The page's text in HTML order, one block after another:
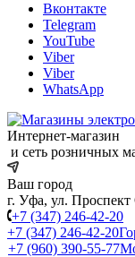
Вконтакте
Telegram
YouTube
Viber
Viber
WhatsApp
Интернет-магазин
и сеть розничных
Ваш город
г. Уфа, ул. Проспект
+7 (347) 246-42-20
+7 (347) 246-42-20
+7 (960) 390-55-77